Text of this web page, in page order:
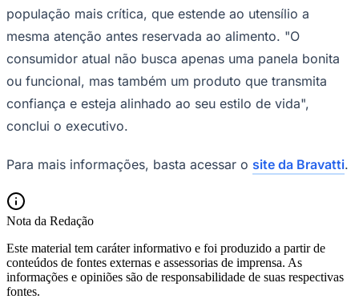
Fluminense
população mais crítica, que estende ao utensílio a
mesma atenção antes reservada ao alimento. "O
consumidor atual não busca apenas uma panela bonita
ou funcional, mas também um produto que transmita
confiança e esteja alinhado ao seu estilo de vida",
conclui o executivo.
Para mais informações, basta acessar o site da Bravatti.
Nota da Redação
Este material tem caráter informativo e foi produzido a partir de
conteúdos de fontes externas e assessorias de imprensa. As
informações e opiniões são de responsabilidade de suas respectivas
fontes.